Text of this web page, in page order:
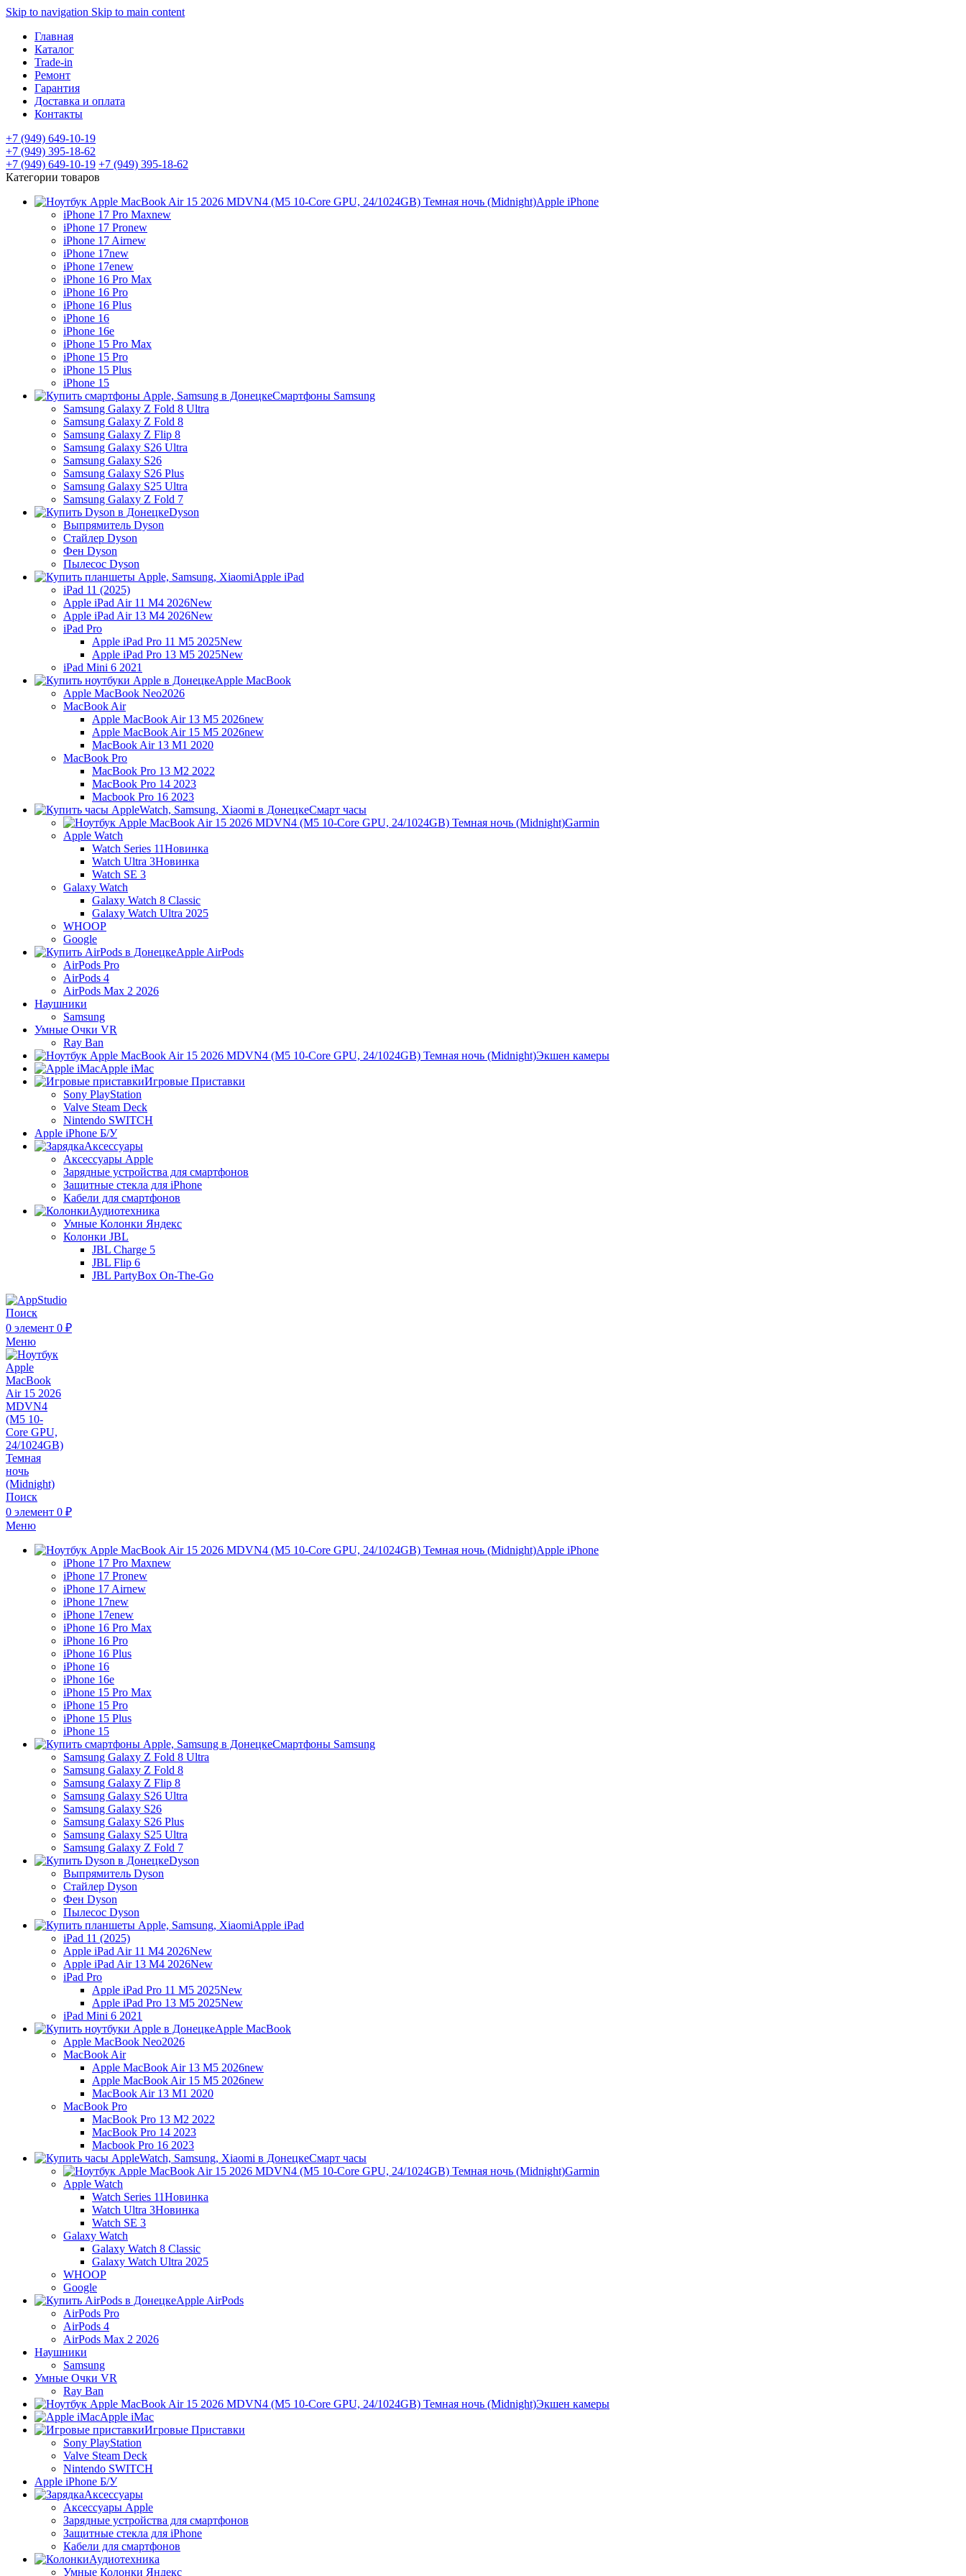
Skip to navigation Skip to main content
Главная
Каталог
Trade-in
Ремонт
Гарантия
Доставка и оплата
Контакты
+7 (949) 649-10-19
+7 (949) 395-18-62
+7 (949) 649-10-19 +7 (949) 395-18-62
Категории товаров
Apple iPhone
iPhone 17 Pro Maxnew
iPhone 17 Pronew
iPhone 17 Airnew
iPhone 17new
iPhone 17enew
iPhone 16 Pro Max
iPhone 16 Pro
iPhone 16 Plus
iPhone 16
iPhone 16e
iPhone 15 Pro Max
iPhone 15 Pro
iPhone 15 Plus
iPhone 15
Смартфоны Samsung
Samsung Galaxy Z Fold 8 Ultra
Samsung Galaxy Z Fold 8
Samsung Galaxy Z Flip 8
Samsung Galaxy S26 Ultra
Samsung Galaxy S26
Samsung Galaxy S26 Plus
Samsung Galaxy S25 Ultra
Samsung Galaxy Z Fold 7
Dyson
Выпрямитель Dyson
Стайлер Dyson
Фен Dyson
Пылесос Dyson
Apple iPad
iPad 11 (2025)
Apple iPad Air 11 M4 2026New
Apple iPad Air 13 M4 2026New
iPad Pro
Apple iPad Pro 11 M5 2025New
Apple iPad Pro 13 M5 2025New
iPad Mini 6 2021
Apple MacBook
Apple MacBook Neo2026
MacBook Air
Apple MacBook Air 13 M5 2026new
Apple MacBook Air 15 M5 2026new
MacBook Air 13 M1 2020
MacBook Pro
MacBook Pro 13 M2 2022
MacBook Pro 14 2023
Macbook Pro 16 2023
Смарт часы
Garmin
Apple Watch
Watch Series 11Новинка
Watch Ultra 3Новинка
Watch SE 3
Galaxy Watch
Galaxy Watch 8 Classic
Galaxy Watch Ultra 2025
WHOOP
Google
Apple AirPods
AirPods Pro
AirPods 4
AirPods Max 2 2026
Наушники
Samsung
Умные Очки VR
Ray Ban
Экшен камеры
Apple iMac
Игровые Приставки
Sony PlayStation
Valve Steam Deck
Nintendo SWITCH
Apple iPhone Б/У
Аксессуары
Аксессуары Apple
Зарядные устройства для смартфонов
Защитные стекла для iPhone
Кабели для смартфонов
Аудиотехника
Умные Колонки Яндекс
Колонки JBL
JBL Charge 5
JBL Flip 6
JBL PartyBox On-The-Go
Поиск
0 элемент 0 ₽
Меню
Поиск
0 элемент 0 ₽
Меню
Apple iPhone
iPhone 17 Pro Maxnew
iPhone 17 Pronew
iPhone 17 Airnew
iPhone 17new
iPhone 17enew
iPhone 16 Pro Max
iPhone 16 Pro
iPhone 16 Plus
iPhone 16
iPhone 16e
iPhone 15 Pro Max
iPhone 15 Pro
iPhone 15 Plus
iPhone 15
Смартфоны Samsung
Samsung Galaxy Z Fold 8 Ultra
Samsung Galaxy Z Fold 8
Samsung Galaxy Z Flip 8
Samsung Galaxy S26 Ultra
Samsung Galaxy S26
Samsung Galaxy S26 Plus
Samsung Galaxy S25 Ultra
Samsung Galaxy Z Fold 7
Dyson
Выпрямитель Dyson
Стайлер Dyson
Фен Dyson
Пылесос Dyson
Apple iPad
iPad 11 (2025)
Apple iPad Air 11 M4 2026New
Apple iPad Air 13 M4 2026New
iPad Pro
Apple iPad Pro 11 M5 2025New
Apple iPad Pro 13 M5 2025New
iPad Mini 6 2021
Apple MacBook
Apple MacBook Neo2026
MacBook Air
Apple MacBook Air 13 M5 2026new
Apple MacBook Air 15 M5 2026new
MacBook Air 13 M1 2020
MacBook Pro
MacBook Pro 13 M2 2022
MacBook Pro 14 2023
Macbook Pro 16 2023
Смарт часы
Garmin
Apple Watch
Watch Series 11Новинка
Watch Ultra 3Новинка
Watch SE 3
Galaxy Watch
Galaxy Watch 8 Classic
Galaxy Watch Ultra 2025
WHOOP
Google
Apple AirPods
AirPods Pro
AirPods 4
AirPods Max 2 2026
Наушники
Samsung
Умные Очки VR
Ray Ban
Экшен камеры
Apple iMac
Игровые Приставки
Sony PlayStation
Valve Steam Deck
Nintendo SWITCH
Apple iPhone Б/У
Аксессуары
Аксессуары Apple
Зарядные устройства для смартфонов
Защитные стекла для iPhone
Кабели для смартфонов
Аудиотехника
Умные Колонки Яндекс